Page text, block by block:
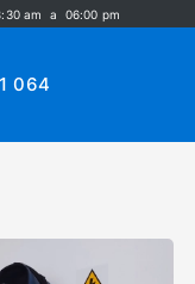
am a 06:00 pm
064